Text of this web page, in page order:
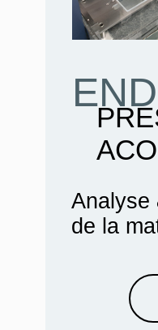
Analyse
de la